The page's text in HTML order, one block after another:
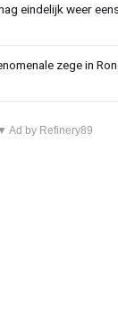
eindelijk weer
zege in
Ad by Refinery89